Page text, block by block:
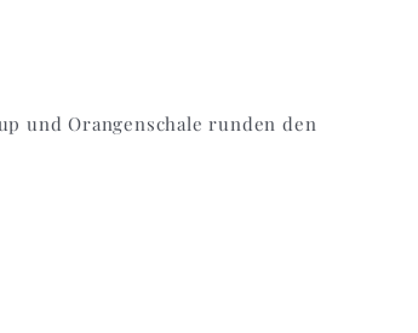
und Orangenschale runden den